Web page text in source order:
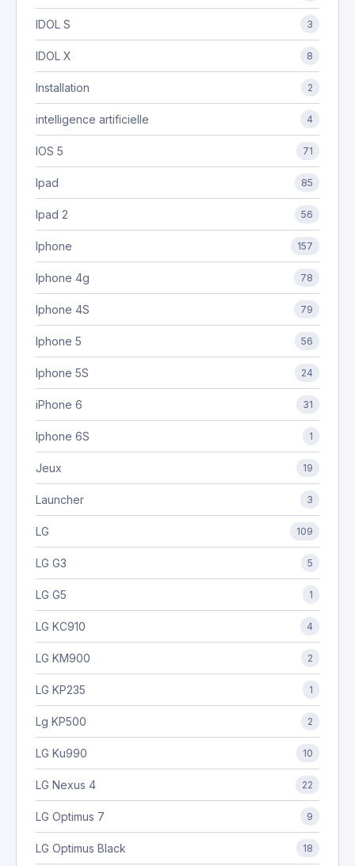
IDOL S 3
IDOL X 8
Installation 2
intelligence artificielle 4
IOS 5 71
Ipad 85
Ipad 2 56
Iphone 157
Iphone 4g 78
Iphone 4S 79
Iphone 5 56
Iphone 5S 24
iPhone 6 31
Iphone 6S 1
Jeux 19
Launcher 3
LG 109
LG G3 5
LG G5 1
LG KC910 4
LG KM900 2
LG KP235 1
Lg KP500 2
LG Ku990 10
LG Nexus 4 22
LG Optimus 7 9
LG Optimus Black 18